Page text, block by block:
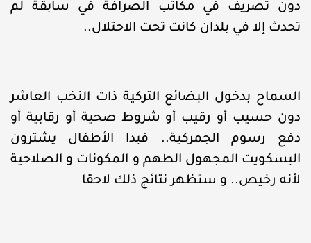
دون تصريف في مكاتب الصرافة في سابقة لم
تحدث إلا في بلدان كانت تحت الاحتلال..
السماح بدخول البضائع التركية ذات النخب العاشر
دون حسيب أو رقيب أو شروط صحية أو رقابية أو
دفع رسوم الجمركية.. فبدا الأطفال يشترون
البسكويت المجهول الطهم و المكونات و الصلاحية
لأنه رخيص.. و ستظهر نتائج ذلك لاحقا